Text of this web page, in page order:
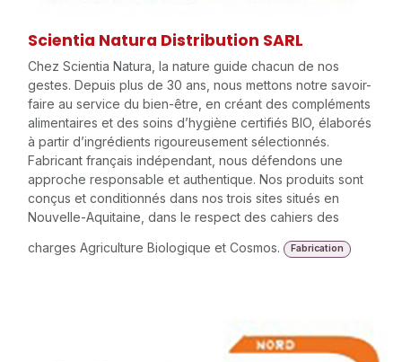
Scientia Natura Distribution SARL
Chez Scientia Natura, la nature guide chacun de nos
gestes. Depuis plus de 30 ans, nous mettons notre savoir-
faire au service du bien-être, en créant des compléments
alimentaires et des soins d’hygiène certifiés BIO, élaborés
à partir d’ingrédients rigoureusement sélectionnés.
Fabricant français indépendant, nous défendons une
approche responsable et authentique. Nos produits sont
conçus et conditionnés dans nos trois sites situés en
Nouvelle-Aquitaine, dans le respect des cahiers des
charges Agriculture Biologique et Cosmos.
Fabrication